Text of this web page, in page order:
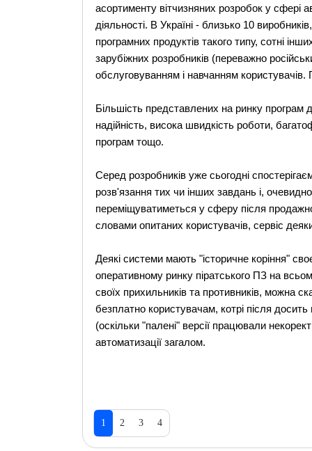
асортименту вітчизняних розробок у сфері
діяльності. В Україні - близько 10
програмних продуктів такого типу, сотні
зарубіжних розробників (переважно
обслуговуванням і навчанням
Більшість представлених на ринку програм
надійність, висока швидкість роботи,
програм тощо.
Серед розробників уже сьогодні
розв'язання тих чи інших завдань і,
переміщуватиметься у сферу після
словами опитаних користувачів, сервіс
Деякі системи мають "історичне коріння"
оперативному ринку піратського ПЗ на
своїх прихильників та противників, можна
безплатно користувачам, котрі після
(оскільки "палені" версії працювали
автоматизації загалом.
1 2 3 4